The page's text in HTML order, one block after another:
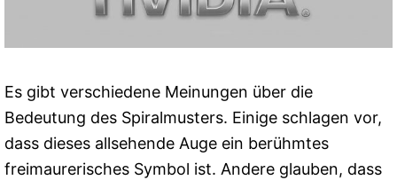
Es gibt verschiedene Meinungen über die
Bedeutung des Spiralmusters. Einige schlagen vor,
dass dieses allsehende Auge ein berühmtes
freimaurerisches Symbol ist. Andere glauben, dass